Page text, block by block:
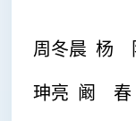
周冬晨 杨
珅亮 阚 春